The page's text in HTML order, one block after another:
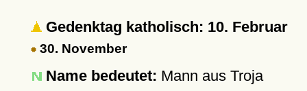
Gedenktag katholisch: 10. Februar
30. November
Name bedeutet: Mann aus Troja